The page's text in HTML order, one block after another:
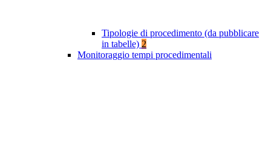
Tipologie di procedimento (da pubblicare
in tabelle) 2
Monitoraggio tempi procedimentali